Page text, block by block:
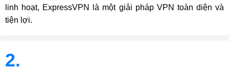
linh hoạt, ExpressVPN là một giải pháp VPN toàn diện và
tiện lợi.
2.